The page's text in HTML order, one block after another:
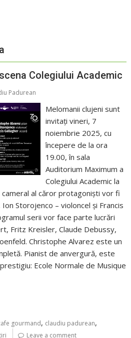
Colegiului Academic
Padurean
Melomanii clujeni sunt
invitați vineri, 7
noiembrie 2025, cu
începere de la ora
19.00, în sala
Auditorium Maximum a
Colegiului Academic la
cameral al căror protagoniști vor fi
Storojenco – violoncel și Francis
serii vor face parte lucrări
Fritz Kreisler, Claude Debussy,
Christophe Alvarez este un
Pianist de anvergură, este
Ecole Normale de Musique
gourmand, claudiu padurean,
Leave a comment